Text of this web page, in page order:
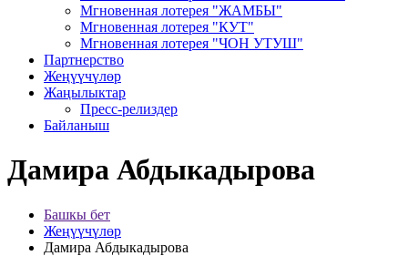
Мгновенная лотерея "ЖАМБЫ"
Мгновенная лотерея "КУТ"
Мгновенная лотерея "ЧОН УТУШ"
Партнерство
Жеңүүчүлөр
Жаңылыктар
Пресс-релиздер
Байланыш
Дамира Абдыкадырова
Башкы бет
Жеңүүчүлөр
Дамира Абдыкадырова